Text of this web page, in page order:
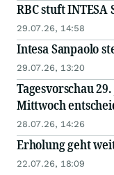
RBC stuft INTESA
29.07.26, 14:58
Intesa Sanpaolo
29.07.26, 13:20
Tagesvorschau
Mittwoch
28.07.26, 14:26
Erholung geht
22.07.26, 18:09